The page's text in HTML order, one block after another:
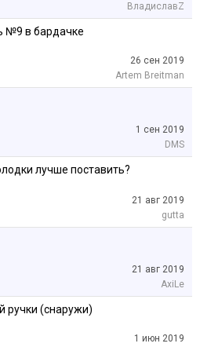
ВладиславZ
№9 в бардачке
26 сен 2019
Artem Breitman
1 сен 2019
DMS
лучше поставить?
21 авг 2019
gutta
21 авг 2019
AxiLe
ручки (снаружи)
1 июн 2019